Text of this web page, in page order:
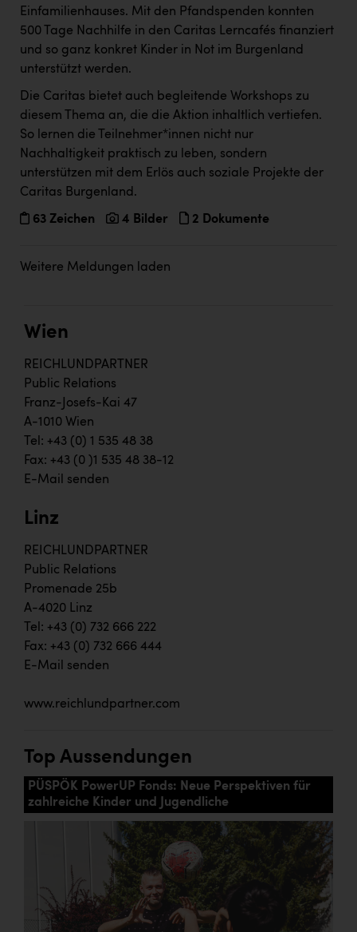
Einfamilienhauses. Mit den Pfandspenden konnten
500 Tage Nachhilfe in den Caritas Lerncafés finanziert
und so ganz konkret Kinder in Not im Burgenland
unterstützt werden.
Die Caritas bietet auch begleitende Workshops zu
diesem Thema an, die die Aktion inhaltlich vertiefen.
So lernen die Teilnehmer*innen nicht nur
Nachhaltigkeit praktisch zu leben, sondern
unterstützen mit dem Erlös auch soziale Projekte der
Caritas Burgenland.
63 Zeichen 4 Bilder 2 Dokumente
Weitere Meldungen laden
Wien
REICHLUNDPARTNER
Public Relations
Franz-Josefs-Kai 47
A-1010 Wien
Tel: +43 (0) 1 535 48 38
Fax: +43 (0 )1 535 48 38-12
E-Mail senden
Linz
REICHLUNDPARTNER
Public Relations
Promenade 25b
A-4020 Linz
Tel: +43 (0) 732 666 222
Fax: +43 (0) 732 666 444
E-Mail senden
www.reichlundpartner.com
Top Aussendungen
PÜSPÖK PowerUP Fonds: Neue Perspektiven für
zahlreiche Kinder und Jugendliche